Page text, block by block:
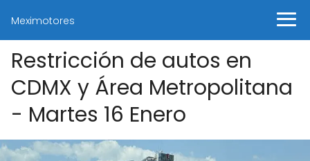
Meximotores
Restricción de autos en
CDMX y Área Metropolitana
- Martes 16 Enero